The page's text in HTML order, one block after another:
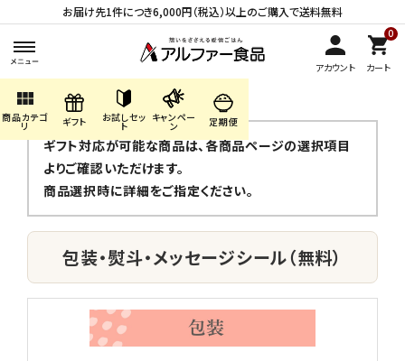
お届け先1件につき6,000円（税込）以上のご購入で送料無料
アカウント
0
カート
view_module
商品カテゴ
リ ギフト お試しセッ
ト
キャンペー
ン 定期便
search
ACCOUNT MENU
ようこそ ゲスト 様
ログイン person 会員登録
商品カテゴリから探す
ギフト対応が可能な商品は、各商品ページの選択項目
よりご確認いただけます。
商品選択時に詳細をご指定ください。
包装・熨斗・メッセージシール（無料）